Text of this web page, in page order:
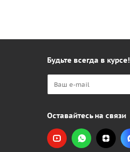
Будьте всегда в курсе!
Оставайтесь на связи